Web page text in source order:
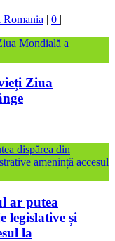
| 0 |
Ziua
|
ar putea
legislative și
la